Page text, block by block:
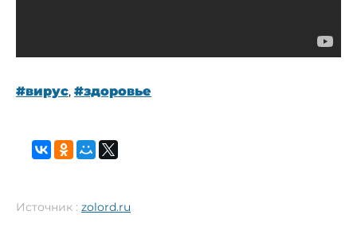
#вирус, #здоровье
Источник : zolord.ru